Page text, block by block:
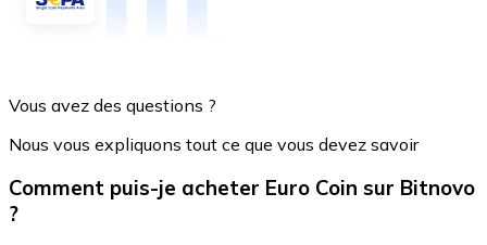
Vous avez des questions ?
Nous vous expliquons tout ce que vous devez savoir
Comment puis-je acheter Euro Coin sur Bitnovo
?